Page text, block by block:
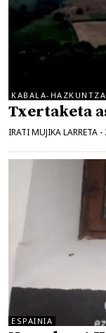
KABALA-HAZKUNTZA
Txertaketa
IRATI MUJIKA LARRETA -
ESPAINIA